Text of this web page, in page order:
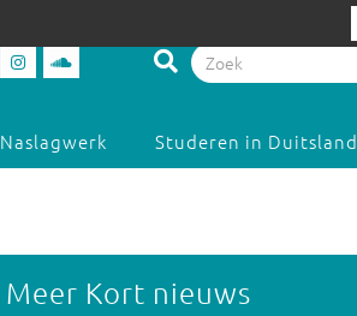
Naslagwerk Studeren in Duitsland
Meer Kort nieuws